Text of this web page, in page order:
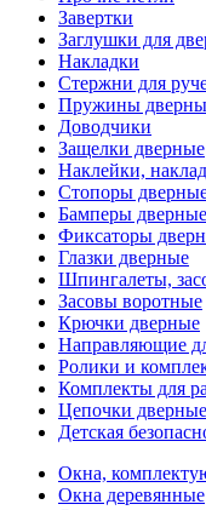
Завертки
Заглушки для
Накладки
Стержни для
Пружины
Доводчики
Защелки дверные
Наклейки,
Стопоры
Бамперы дверные
Фиксаторы
Глазки дверные
Шпингалеты,
Засовы воротные
Крючки дверные
Направляющие
Ролики и
Комплекты для
Цепочки дверные
Детская
Окна,
Окна деревянные